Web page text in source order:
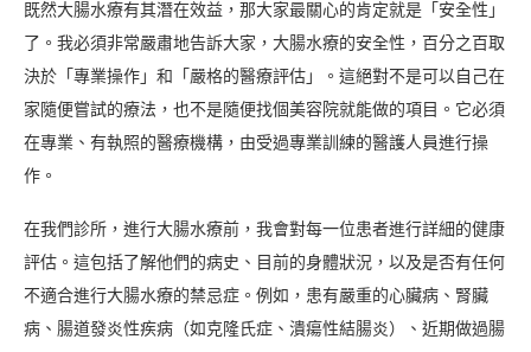
既然大腸水療有其潛在效益，那大家最關心的肯定就是「安全性」
了。我必須非常嚴肅地告訴大家，大腸水療的安全性，百分之百取
決於「專業操作」和「嚴格的醫療評估」。這絕對不是可以自己在
家隨便嘗試的療法，也不是隨便找個美容院就能做的項目。它必須
在專業、有執照的醫療機構，由受過專業訓練的醫護人員進行操
作。
在我們診所，進行大腸水療前，我會對每一位患者進行詳細的健康
評估。這包括了解他們的病史、目前的身體狀況，以及是否有任何
不適合進行大腸水療的禁忌症。例如，患有嚴重的心臟病、腎臟
病、腸道發炎性疾病（如克隆氏症、潰瘍性結腸炎）、近期做過腸